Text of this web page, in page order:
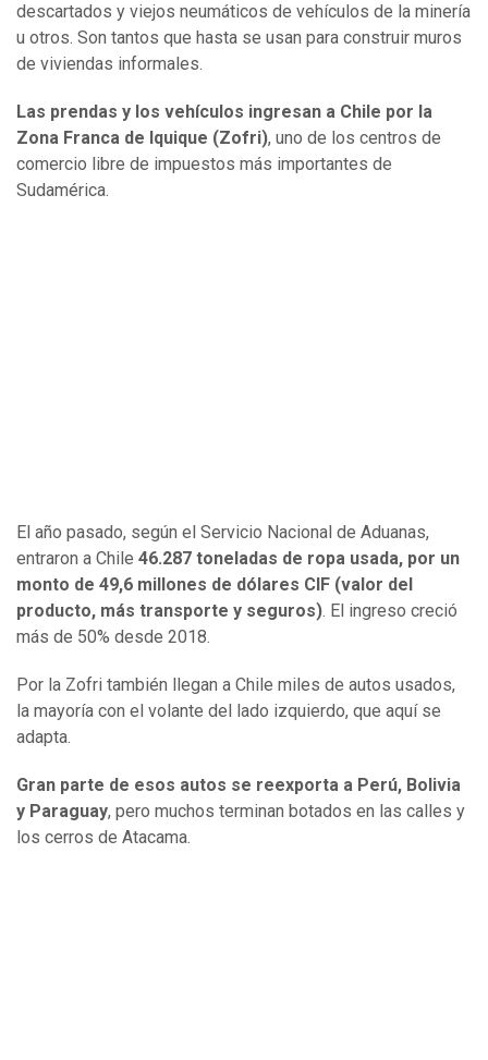
descartados y viejos neumáticos de vehículos de la minería
u otros. Son tantos que hasta se usan para construir muros
de viviendas informales.
Las prendas y los vehículos ingresan a Chile por la
Zona Franca de Iquique (Zofri), uno de los centros de
comercio libre de impuestos más importantes de
Sudamérica.
El año pasado, según el Servicio Nacional de Aduanas,
entraron a Chile 46.287 toneladas de ropa usada, por un
monto de 49,6 millones de dólares CIF (valor del
producto, más transporte y seguros). El ingreso creció
más de 50% desde 2018.
Por la Zofri también llegan a Chile miles de autos usados,
la mayoría con el volante del lado izquierdo, que aquí se
adapta.
Gran parte de esos autos se reexporta a Perú, Bolivia
y Paraguay, pero muchos terminan botados en las calles y
los cerros de Atacama.